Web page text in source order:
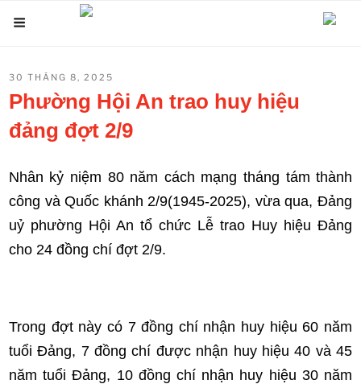
nội
dung
ĐĂNG
TRONG
30 THÁNG 8, 2025
Phường Hội An trao huy hiệu
đảng đợt 2/9
Nhân kỷ niệm 80 năm cách mạng tháng tám thành
công và Quốc khánh 2/9(1945-2025), vừa qua, Đảng
uỷ phường Hội An tổ chức Lễ trao Huy hiệu Đảng
cho 24 đồng chí đợt 2/9.
Trong đợt này có 7 đồng chí nhận huy hiệu 60 năm
tuổi Đảng, 7 đồng chí được nhận huy hiệu 40 và 45
năm tuổi Đảng, 10 đồng chí nhận huy hiệu 30 năm